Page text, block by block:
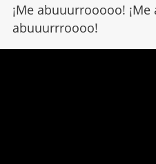
¡Me abuuurrooooo!
abuuurrroooo!